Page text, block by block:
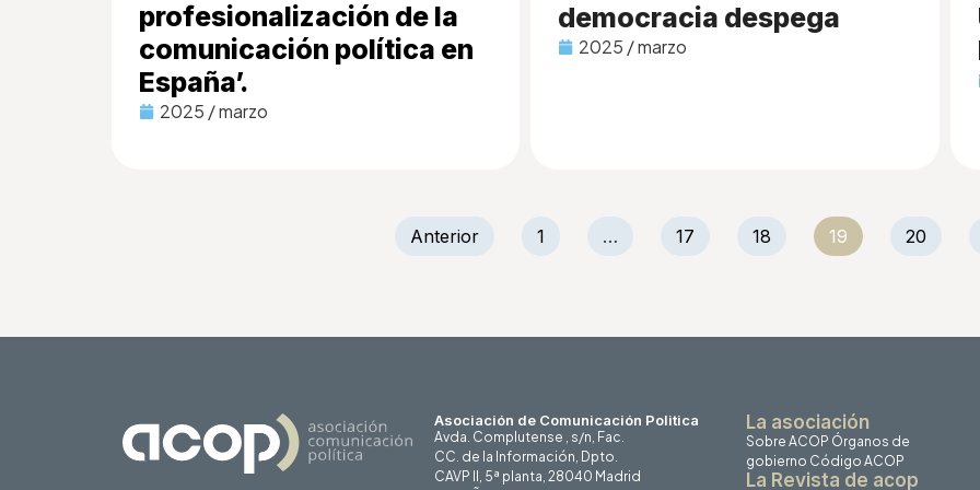
profesionalización de la
comunicación política en
España’.
2025 / marzo
democracia despega
2025 / marzo
Anterior 1 … 17 18 19 20
Asociación de Comunicación Politica
Avda. Complutense , s/n, Fac.
CC. de la Información, Dpto.
CAVP II, 5ª planta, 28040 Madrid
La asociación
Sobre ACOP Órganos de
gobierno Código ACOP
La Revista de acop